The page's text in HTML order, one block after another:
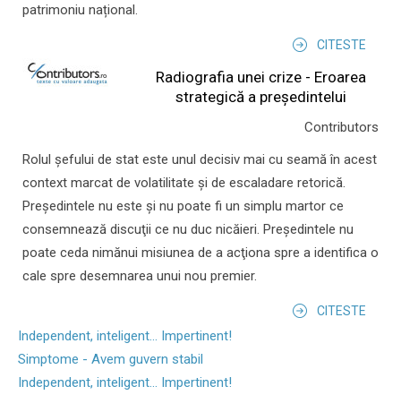
patrimoniu național.
CITESTE
Radiografia unei crize - Eroarea
strategică a președintelui
Contributors
Rolul şefului de stat este unul decisiv mai cu seamă în acest
context marcat de volatilitate şi de escaladare retorică.
Preşedintele nu este şi nu poate fi un simplu martor ce
consemnează discuţii ce nu duc nicăieri. Preşedintele nu
poate ceda nimănui misiunea de a acţiona spre a identifica o
cale spre desemnarea unui nou premier.
CITESTE
Independent, inteligent... Impertinent!
Simptome - Avem guvern stabil
Independent, inteligent... Impertinent!